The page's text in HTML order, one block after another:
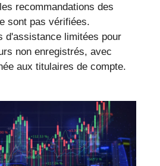
recommandations des
sont pas vérifiées.
d'assistance limitées pour
non enregistrés, avec
aux titulaires de compte.